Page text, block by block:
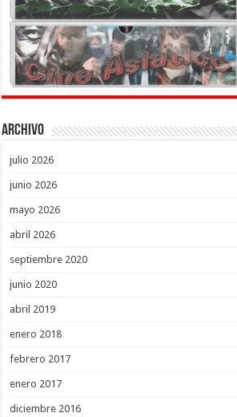
Archivo
julio 2026
junio 2026
mayo 2026
abril 2026
septiembre 2020
junio 2020
abril 2019
enero 2018
febrero 2017
enero 2017
diciembre 2016